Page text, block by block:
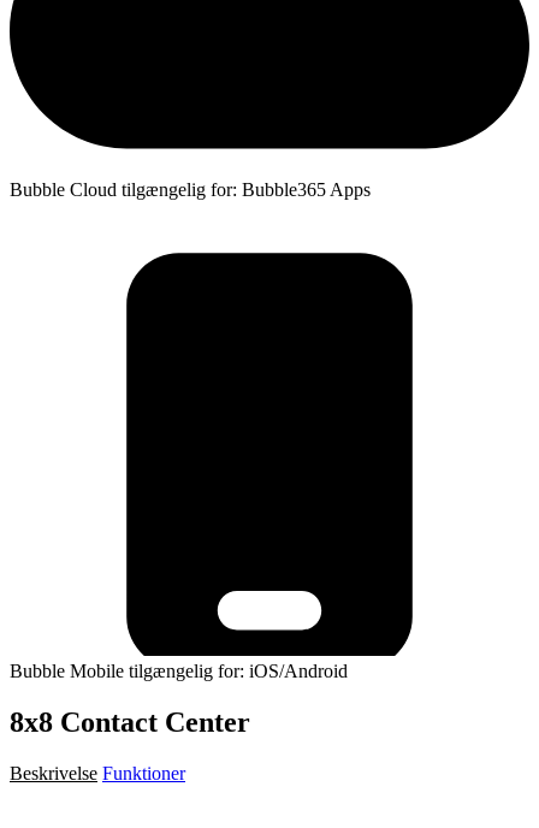
Bubble Cloud tilgængelig for: Bubble365 Apps
Bubble Mobile tilgængelig for: iOS/Android
8x8 Contact Center
Beskrivelse Funktioner